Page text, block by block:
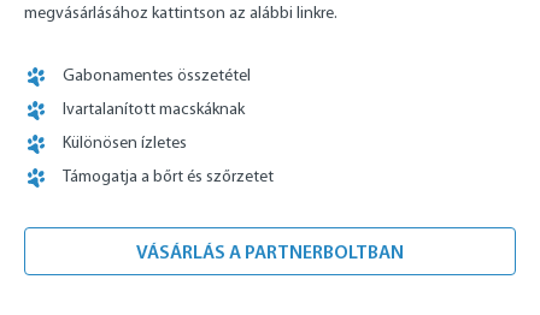
megvásárlásához kattintson az alábbi linkre.
Gabonamentes összetétel
Ivartalanított macskáknak
Különösen ízletes
Támogatja a bőrt és szőrzetet
VÁSÁRLÁS A PARTNERBOLTBAN